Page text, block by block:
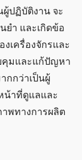
ปฏิบัติงาน จะ
ยำ และเกิดข้อ
เครื่องจักรและ
คุมและแก้ปัญหา
กกว่าเป็นผู้
น้าที่ดูแลและ
พทางการผลิต